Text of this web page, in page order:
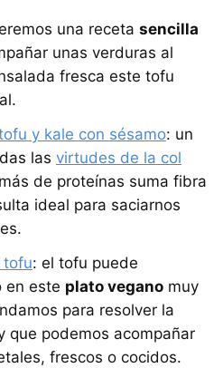
una receta sencilla
unas verduras al
fresca este tofu
y kale con sésamo: un
las virtudes de la col
de proteínas suma fibra
ideal para saciarnos
tofu: el tofu puede
en este plato vegano muy
para resolver la
que podemos acompañar
frescos o cocidos.